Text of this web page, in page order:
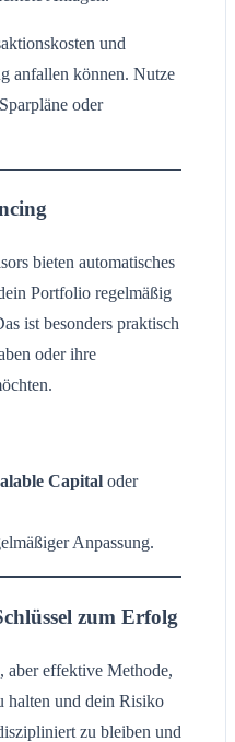
und
anfallen können. Nutze
oder
bieten automatisches
Portfolio regelmäßig
ist besonders praktisch
oder ihre
Capital oder
Anpassung.
zum Erfolg
aber effektive Methode,
halten und dein Risiko
zu bleiben und